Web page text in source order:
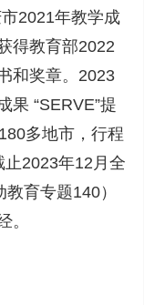
2021年教学成
得教育部2022
和奖章。2023
果 “SERVE”提
多地市，行程
2023年12月全
育专题140）
。